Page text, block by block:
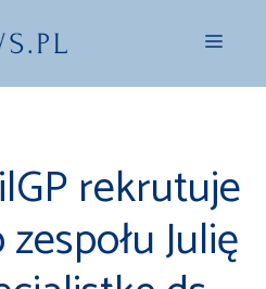
Menu
rekrutuje
Julię